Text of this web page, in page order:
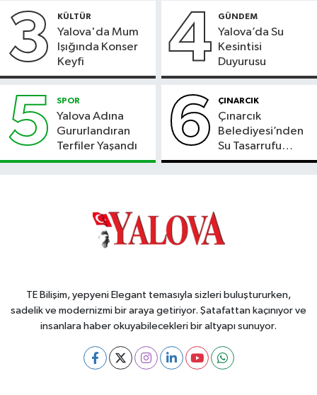
3 KÜLTÜR
Yalova'da Mum
Işığında Konser
Keyfi
4 GÜNDEM
Yalova’da Su
Kesintisi
Duyurusu
5 SPOR
Yalova Adına
Gururlandıran
Terfiler Yaşandı
6 ÇINARCIK
Çınarcık
Belediyesi’nden
Su Tasarrufu
Çağrısı
TE Bilişim, yepyeni Elegant temasıyla sizleri buluştururken,
sadelik ve modernizmi bir araya getiriyor. Şatafattan kaçınıyor ve
insanlara haber okuyabilecekleri bir altyapı sunuyor.